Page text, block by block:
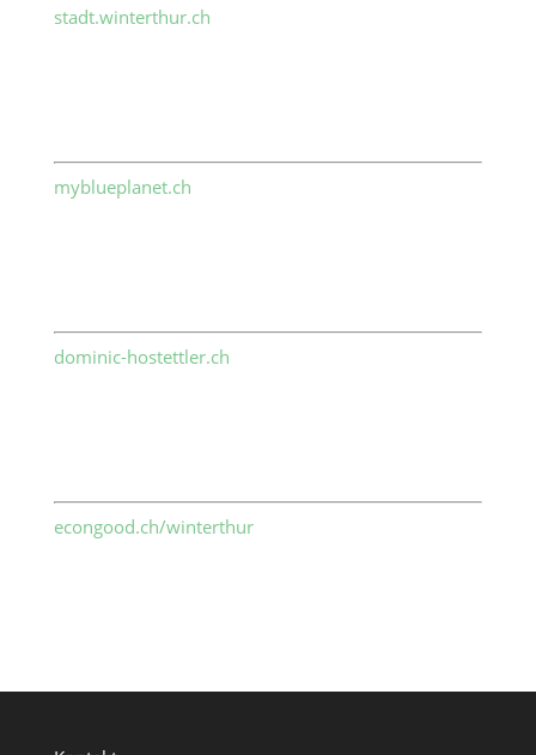
stadt.winterthur.ch
myblueplanet.ch
dominic-hostettler.ch
econgood.ch/winterthur